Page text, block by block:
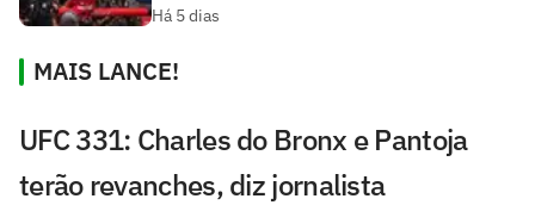
Há 5 dias
MAIS LANCE!
UFC 331: Charles do Bronx e Pantoja
terão revanches, diz jornalista